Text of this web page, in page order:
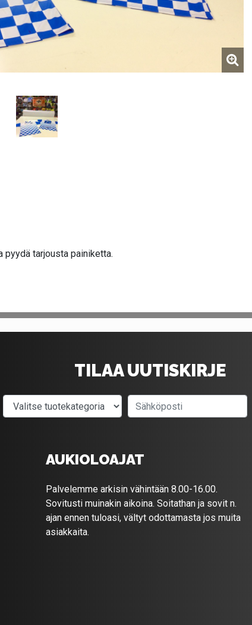
tarjousta painiketta.
TILAA UUTISKIRJE
Valitse tuotekategoria
AUKIOLOAJAT
Palvelemme arkisin vähintään 8.00-16.00.
Sovitusti muinakin aikoina. Soitathan ja sovit n.
ajan ennen tuloasi, vältyt odottamasta jos muita
asiakkaita.